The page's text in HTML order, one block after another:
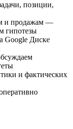
позиции,
и продажам —
гипотезы
Google Диске
и фактических